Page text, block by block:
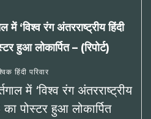
में ‘विश्व रंग अंतरराष्ट्रीय हिंदी
हुआ लोकार्पित – (रिपोर्ट)
हिंदी परिवार
में ‘विश्व रंग अंतरराष्ट्रीय
पोस्टर हुआ लोकार्पित